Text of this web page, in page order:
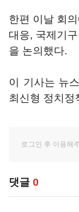
한편 이날 회
대응, 국제기
을 논의했다.
이 기사는 뉴
최신형 정치정
댓글 0